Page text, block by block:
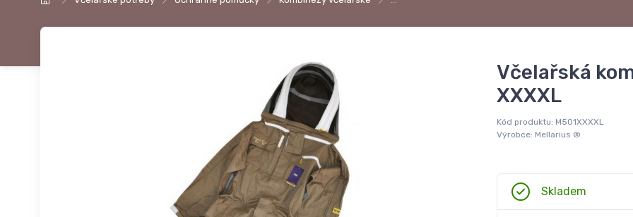
Včelařská
XXXXL
Kód produktu: M501XXXXL
Výrobce: Mellarius ®
Skladem